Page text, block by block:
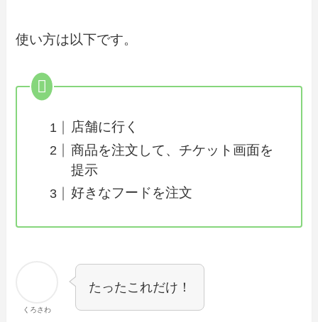
使い方は以下です。
店舗に行く
商品を注文して、チケット画面を
提示
好きなフードを注文
くろさわ
たったこれだけ！